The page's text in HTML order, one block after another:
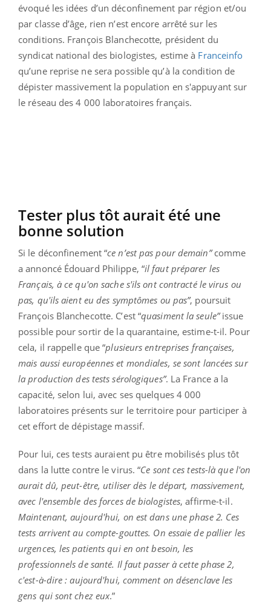
évoqué les idées d’un déconfinement par région et/ou
par classe d’âge, rien n’est encore arrêté sur les
conditions. François Blanchecotte, président du
syndicat national des biologistes, estime à Franceinfo
qu’une reprise ne sera possible qu’à la condition de
dépister massivement la population en s'appuyant sur
le réseau des 4 000 laboratoires français.
Tester plus tôt aurait été une
bonne solution
Si le déconfinement “ce n’est pas pour demain”comme
a annoncé Édouard Philippe, “il faut préparer les
Français, à ce qu'on sache s'ils ont contracté le virus ou
pas, qu'ils aient eu des symptômes ou pas”, poursuit
François Blanchecotte. C’est “quasiment la seule”issue
possible pour sortir de la quarantaine, estime-t-il. Pour
cela, il rappelle que “plusieurs entreprises françaises,
mais aussi européennes et mondiales, se sont lancées sur
la production des tests sérologiques”. La France a la
capacité, selon lui, avec ses quelques 4 000
laboratoires présents sur le territoire pour participer à
cet effort de dépistage massif.
Pour lui, ces tests auraient pu être mobilisés plus tôt
dans la lutte contre le virus. “Ce sont ces tests-là que l'on
aurait dû, peut-être, utiliser dès le départ, massivement,
avec l'ensemble des forces de biologistes, affirme-t-il.
Maintenant, aujourd'hui, on est dans une phase 2. Ces
tests arrivent au compte-gouttes. On essaie de pallier les
urgences, les patients qui en ont besoin, les
professionnels de santé. Il faut passer à cette phase 2,
c'est-à-dire : aujourd'hui, comment on désenclave les
gens qui sont chez eux.”